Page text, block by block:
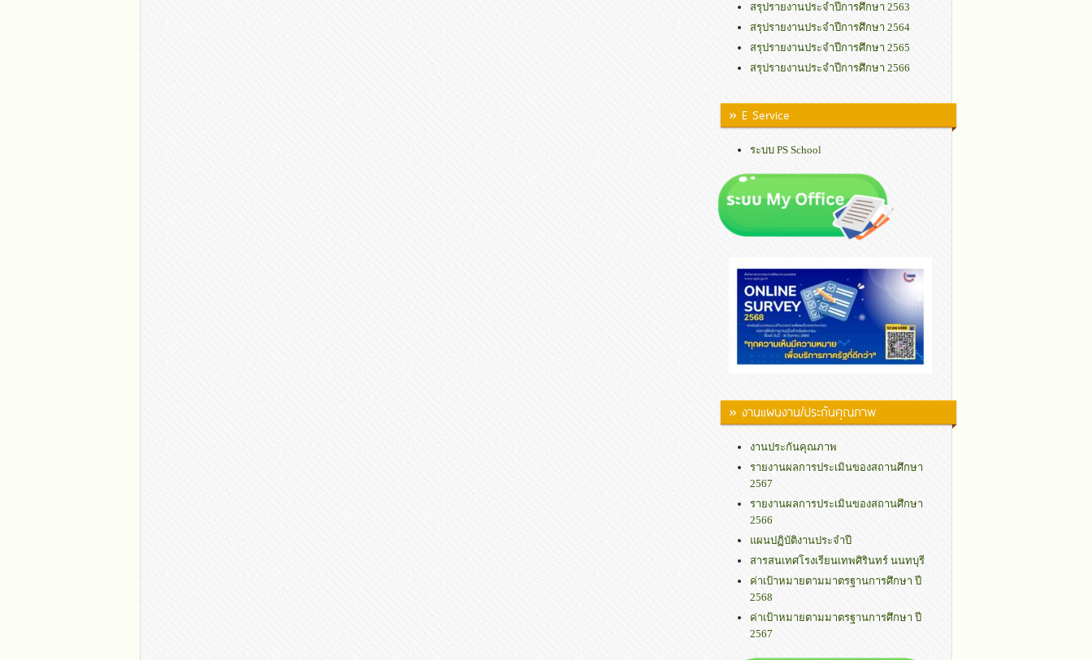
สรุปรายงานประจำปีการศึกษา 2563
สรุปรายงานประจำปีการศึกษา 2564
สรุปรายงานประจำปีการศึกษา 2565
สรุปรายงานประจำปีการศึกษา 2566
» E Service
ระบบ PS School
» งานแผนงาน/ประกันคุณภาพ
งานประกันคุณภาพ
รายงานผลการประเมินของสถานศึกษา
2567
รายงานผลการประเมินของสถานศึกษา
2566
แผนปฏิบัติงานประจำปี
สารสนเทศโรงเรียนเทพศิรินทร์ นนทบุรี
ค่าเป้าหมายตามมาตรฐานการศึกษา ปี
2568
ค่าเป้าหมายตามมาตรฐานการศึกษา ปี
2567